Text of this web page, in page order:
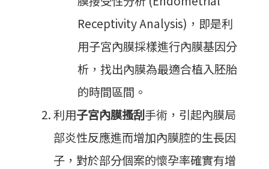
Receptivity Analysis)，即是利
用子宮內膜採樣進行內膜基因分
析，找出內膜為最適合植入胚胎
的時間區間。
利用子宮內膜搔刮手術，引起內膜局
部炎性反應進而增加內膜腔的生長因
子，對於部分個案的懷孕率確實有增